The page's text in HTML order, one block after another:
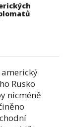
Rusko
nicméně